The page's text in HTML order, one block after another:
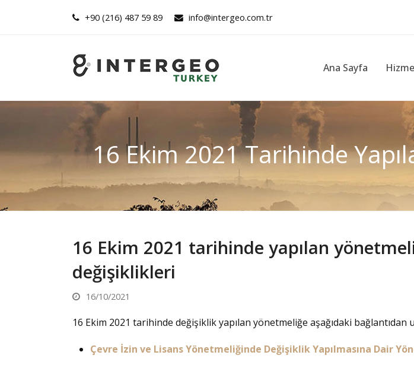
+90 (216) 487 59 89 info@intergeo.com.tr
Ana Sayfa
16 Ekim 2021 Tarihinde
16 Ekim 2021 tarihinde yapılan
değişiklikleri
16/10/2021
16 Ekim 2021 tarihinde değişiklik yapılan yönetmeliğe aşağıdaki bağlantıdan
Çevre İzin ve Lisans Yönetmeliğinde Değişiklik Yapılmasına Dair